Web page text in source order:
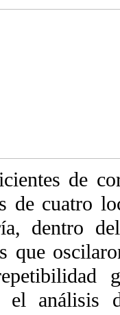
de
de cuatro
dentro
que
el análisis